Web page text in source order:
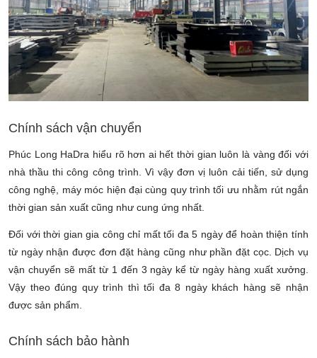
Chính sách vận chuyển
Phúc Long HaDra hiểu rõ hơn ai hết thời gian luôn là vàng đối với
nhà thầu thi công công trình. Vì vậy đơn vị luôn cải tiến, sử dụng
công nghệ, máy móc hiện đại cùng quy trình tối ưu nhằm rút ngắn
thời gian sản xuất cũng như cung ứng nhất.
Đối với thời gian gia công chỉ mất tối đa 5 ngày để hoàn thiện tính
từ ngày nhận được đơn đặt hàng cũng như phần đặt cọc. Dịch vụ
vận chuyển sẽ mất từ 1 đến 3 ngày kể từ ngày hàng xuất xưởng.
Vậy theo đúng quy trình thì tối đa 8 ngày khách hàng sẽ nhận
được sản phẩm.
Chính sách bảo hành